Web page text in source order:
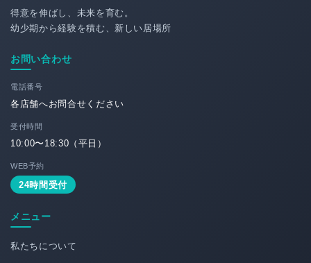
得意を伸ばし、未来を育む。
幼少期から経験を積む、新しい居場所
お問い合わせ
電話番号
各店舗へお問合せください
受付時間
10:00〜18:30（平日）
WEB予約
24時間受付
メニュー
私たちについて